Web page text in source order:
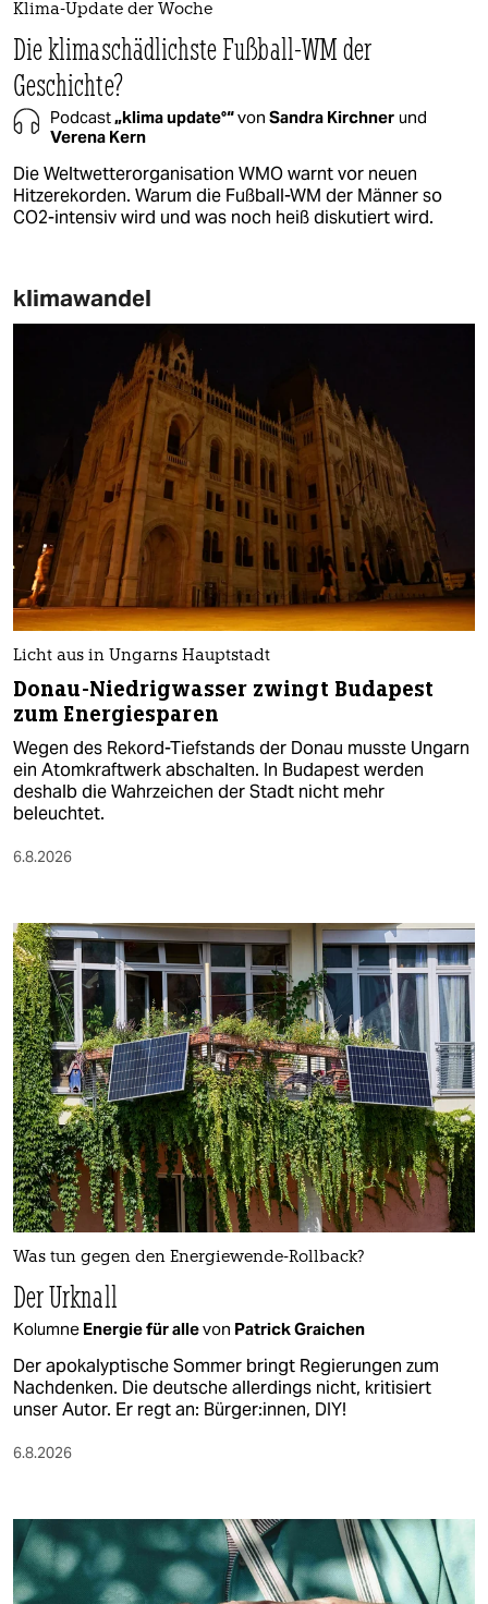
Klima-Update der Woche
Die klimaschädlichste Fußball-WM der
Geschichte?
Podcast„klima update°“von Sandra Kirchner und
Verena Kern
Die Weltwetterorganisation WMO warnt vor neuen
Hitzerekorden. Warum die Fußball-WM der Männer so
CO2-intensiv wird und was noch heiß diskutiert wird.
klimawandel
Licht aus in Ungarns Hauptstadt
Donau-Niedrigwasser zwingt Budapest
zum Energiesparen
Wegen des Rekord-Tiefstands der Donau musste Ungarn
ein Atomkraftwerk abschalten. In Budapest werden
deshalb die Wahrzeichen der Stadt nicht mehr
beleuchtet.
6.8.2026
Was tun gegen den Energiewende-Rollback?
Der Urknall
Kolumne Energie für allevon Patrick Graichen
Der apokalyptische Sommer bringt Regierungen zum
Nachdenken. Die deutsche allerdings nicht, kritisiert
unser Autor. Er regt an: Bürger:innen, DIY!
6.8.2026